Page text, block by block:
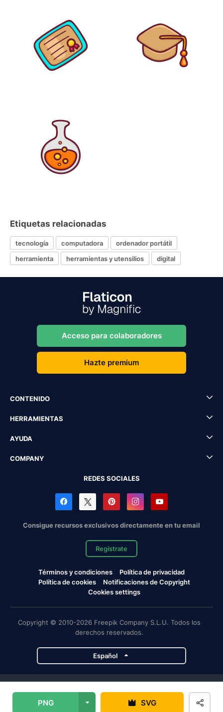
PNG SVG
Etiquetas relacionadas
tecnología computadora
ordenador portátil
herramienta
herramientas y utensilios digital
Acceso para colaboradores
Hazte premium
CONTENIDO
HERRAMIENTAS
AYUDA
COMPANY
REDES SOCIALES
Consigue recursos exclusivos directamente en tu email
Regístrate
Términos y condiciones
Política de privacidad
Política de cookies
Notificaciones de Copyright
Cookies settings
Copyright © 2010-2026 Freepik Company S.L.U. Todos los
derechos reservados.
Español